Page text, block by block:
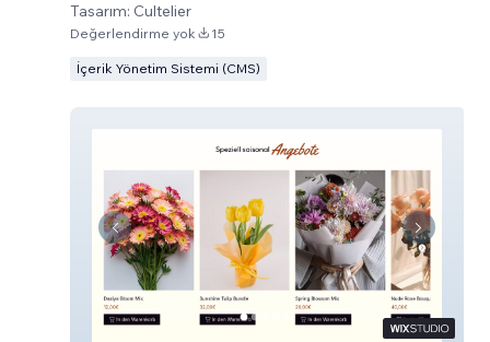
Tasarım: Cultelier
Değerlendirme yok 15
İçerik Yönetim Sistemi (CMS)